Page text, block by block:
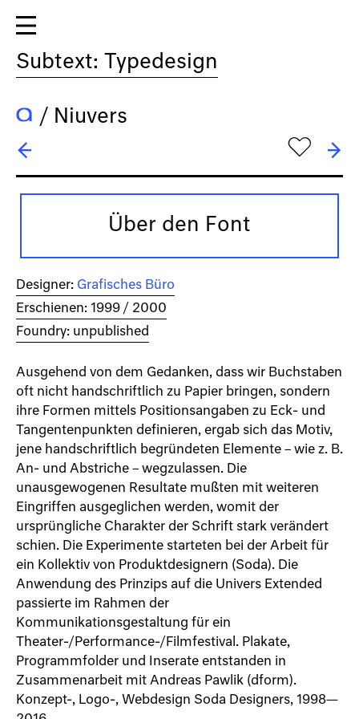
Subtext: Typedesign
/ Niuvers
→ ocr-t
h
Über den Font
Designer: Grafisches Büro
Erschienen: 1999 / 2000
Foundry: unpublished
Ausgehend von dem Gedanken, dass wir Buchstaben
oft nicht handschriftlich zu Papier bringen, sondern
ihre Formen mittels Positionsangaben zu Eck- und
Tangentenpunkten definieren, ergab sich das Motiv,
jene handschriftlich begründeten Elemente – wie z. B.
An- und Abstriche – wegzulassen. Die
unausgewogenen Resultate mußten mit weiteren
Eingriffen ausgeglichen werden, womit der
ursprüngliche Charakter der Schrift stark verändert
schien. Die Experimente starteten bei der Arbeit für
ein Kollektiv von Produktdesignern (Soda). Die
Anwendung des Prinzips auf die Univers Extended
passierte im Rahmen der
Kommunikationsgestaltung für ein
Theater-/Performance-/Filmfestival. Plakate,
Programmfolder und Inserate entstanden in
Zusammenarbeit mit Andreas Pawlik (dform).
Konzept-, Logo-, Webdesign Soda Designers, 1998—